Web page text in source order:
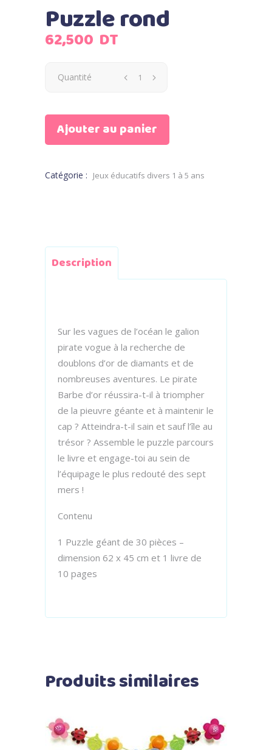
Puzzle rond
62,500 DT
Quantité
Ajouter au panier
Catégorie : Jeux éducatifs divers 1 à 5 ans
Description
Sur les vagues de l’océan le galion
pirate vogue à la recherche de
doublons d’or de diamants et de
nombreuses aventures. Le pirate
Barbe d’or réussira-t-il à triompher
de la pieuvre géante et à maintenir le
cap ? Atteindra-t-il sain et sauf l’île au
trésor ? Assemble le puzzle parcours
le livre et engage-toi au sein de
l’équipage le plus redouté des sept
mers !
Contenu
1 Puzzle géant de 30 pièces –
dimension 62 x 45 cm et 1 livre de
10 pages
Produits similaires